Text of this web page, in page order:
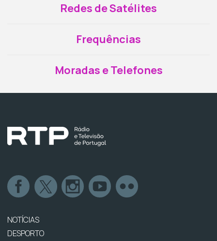
Redes de Satélites
Frequências
Moradas e Telefones
NOTÍCIAS
DESPORTO